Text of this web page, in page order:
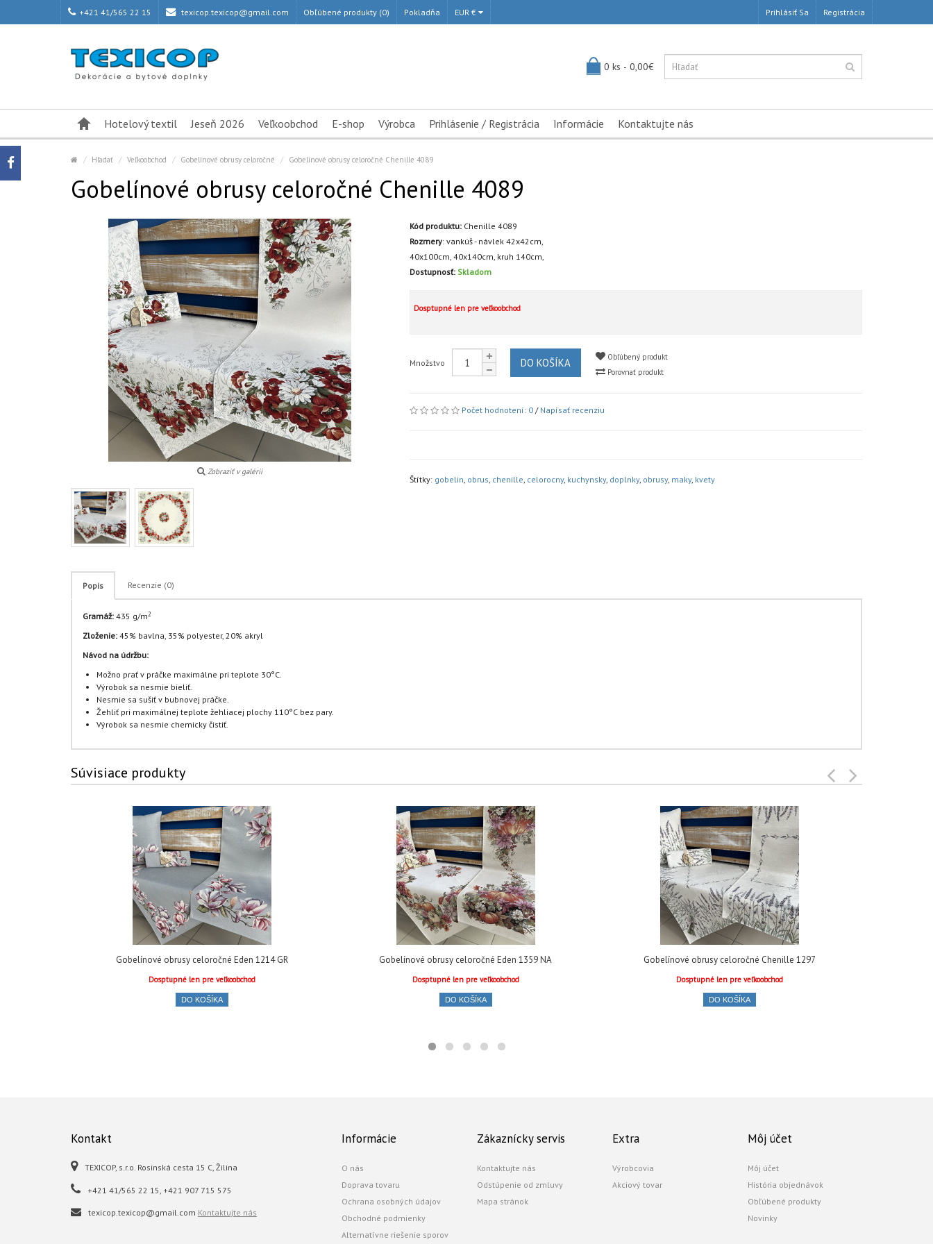
+421 41/565 22 15 texicop.texicop@gmail.com Obľúbené produkty (0) Pokladňa EUR € Prihlásiť Sa Registrácia
0 ks - 0,00€
Hotelový textil Jeseň 2026 Veľkoobchod E-shop Výrobca Prihlásenie / Registrácia Informácie Kontaktujte nás
Hľadať Veľkoobchod Gobelínové obrusy celoročné Gobelínové obrusy celoročné Chenille 4089
Gobelínové obrusy celoročné Chenille 4089
Zobraziť v galérii
Kód produktu: Chenille 4089
Rozmery: vankúš - návlek 42x42cm,
40x100cm, 40x140cm, kruh 140cm,
Dostupnosť: Skladom
Dosptupné len pre veľkoobchod
Množstvo DO KOŠÍKA
Obľúbený produkt
Porovnať produkt
Počet hodnotení: 0/ Napísať recenziu
Štítky: gobelin, obrus, chenille, celorocny, kuchynsky, doplnky, obrusy, maky, kvety
Popis Recenzie (0)
Gramáž: 435 g/m2
Zloženie: 45% bavlna, 35% polyester, 20% akryl
Návod na údržbu:
Možno prať v práčke maximálne pri teplote 30°C.
Výrobok sa nesmie bieliť.
Nesmie sa sušiť v bubnovej práčke.
Žehliť pri maximálnej teplote žehliacej plochy 110°C bez pary.
Výrobok sa nesmie chemicky čistiť.
Súvisiace produkty
Gobelínové obrusy celoročné Eden 1214 GR
Dosptupné len pre veľkoobchod
DO KOŠÍKA
Gobelínové obrusy celoročné Eden 1359 NA
Dosptupné len pre veľkoobchod
DO KOŠÍKA
Gobelínové obrusy celoročné Chenille 1297
Dosptupné len pre veľkoobchod
DO KOŠÍKA
Kontakt
TEXICOP, s.r.o. Rosinská cesta 15 C, Žilina
+421 41/565 22 15, +421 907 715 575
texicop.texicop@gmail.com Kontaktujte nás
Informácie
O nás
Doprava tovaru
Ochrana osobných údajov
Obchodné podmienky
Alternatívne riešenie sporov
Zákaznícky servis
Kontaktujte nás
Odstúpenie od zmluvy
Mapa stránok
Extra
Výrobcovia
Akciový tovar
Môj účet
Môj účet
História objednávok
Obľúbené produkty
Novinky